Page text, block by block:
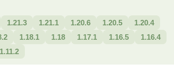
1.21.3 1.21.1 1.20.6 1.20.5
1.20.4
1.18.1 1.18 1.17.1 1.16.5
1.16.4
1.11.2